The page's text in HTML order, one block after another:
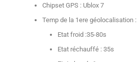
Chipset GPS : Ublox 7
Temp de la 1ere géolocalisation :
Etat froid :35-80s
Etat réchauffé : 35s